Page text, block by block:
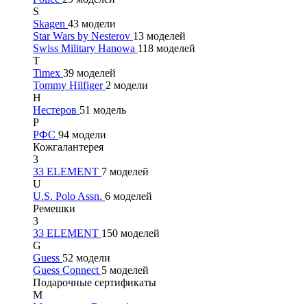
S
Skagen 43 модели
Star Wars by Nesterov 13 моделей
Swiss Military Hanowa 118 моделей
T
Timex 39 моделей
Tommy Hilfiger 2 модели
Н
Нестеров 51 модель
Р
РФС 94 модели
Кожгалантерея
3
33 ELEMENT 7 моделей
U
U.S. Polo Assn. 6 моделей
Ремешки
3
33 ELEMENT 150 моделей
G
Guess 52 модели
Guess Connect 5 моделей
Подарочные сертификаты
М